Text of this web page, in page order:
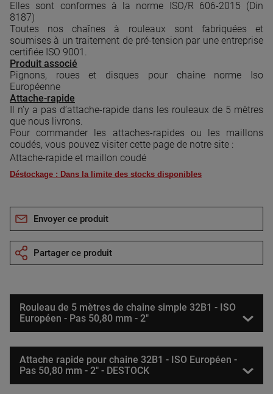
Elles sont conformes à la norme ISO/R 606-2015 (Din
8187)
Toutes nos chaînes à rouleaux sont fabriquées et
soumises à un traitement de pré-tension par une entreprise
certifiée ISO 9001.
Produit associé
Pignons, roues et disques pour chaine norme Iso
Européenne
Attache-rapide
Il n’y a pas d’attache-rapide dans les rouleaux de 5 mètres
que nous livrons.
Pour commander les attaches-rapides ou les maillons
coudés, vous pouvez visiter cette page de notre site :
Attache-rapide et maillon coudé
Déstockage : Dans la limite des stocks disponibles
Envoyer ce produit
Partager ce produit
Rouleau de 5 mètres de chaine simple 32B1 - ISO
Européen - Pas 50,80 mm - 2"
Attache rapide pour chaine 32B1 - ISO Européen -
Pas 50,80 mm - 2" - DESTOCK